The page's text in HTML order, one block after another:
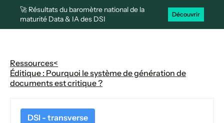
🚀 Résultats du baromètre national de la
maturité Data & IA des DSI
Découvrir
Ressources<
Éditique : Pourquoi le système de génération de
documents est critique ?
DSI - transverse